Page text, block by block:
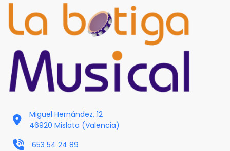
Miguel Hernández, 12
46920 Mislata (Valencia)
653 54 24 89